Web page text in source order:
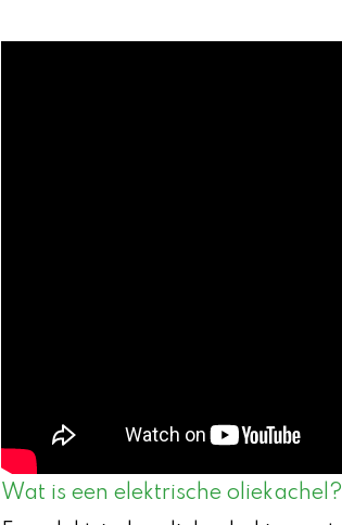
Wat is een elektrische oliekachel?